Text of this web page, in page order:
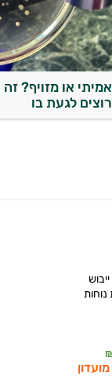
אמיתי או מזויף?
רוצים לגעת בו
נוחות